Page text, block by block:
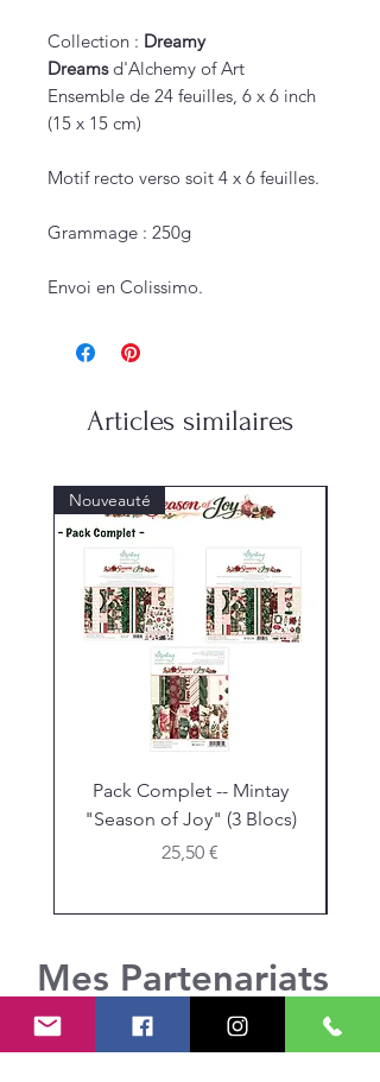
Collection : Dreamy
Dreamsd'Alchemy of Art
Ensemble de 24 feuilles, 6 x 6 inch
(15 x 15 cm)
Motif recto verso soit 4 x 6 feuilles.
Grammage : 250g
Envoi en Colissimo.
Articles similaires
Nouveauté
Pack Complet -- Mintay
"Season of Joy" (3 Blocs)
Prix
25,50 €
Mes Partenariats